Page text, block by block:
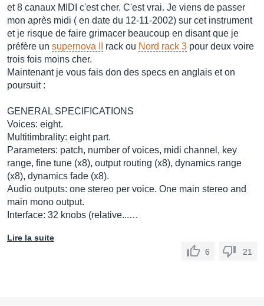
et 8 canaux MIDI c'est cher. C'est vrai. Je viens de passer
mon après midi ( en date du 12-11-2002) sur cet instrument
et je risque de faire grimacer beaucoup en disant que je
préfère un supernova II rack ou Nord rack 3 pour deux voire
trois fois moins cher.
Maintenant je vous fais don des specs en anglais et on
poursuit :
GENERAL SPECIFICATIONS
Voices: eight.
Multitimbrality: eight part.
Parameters: patch, number of voices, midi channel, key
range, fine tune (x8), output routing (x8), dynamics range
(x8), dynamics fade (x8).
Audio outputs: one stereo per voice. One main stereo and
main mono output.
Interface: 32 knobs (relative...…
Lire la suite
6
21